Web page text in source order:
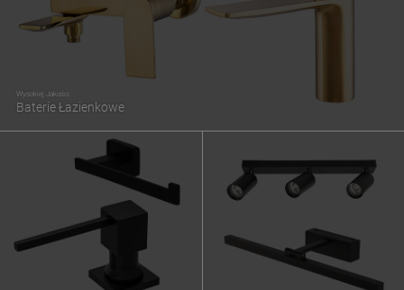
Wysokiej Jakości
Baterie Łazienkowe